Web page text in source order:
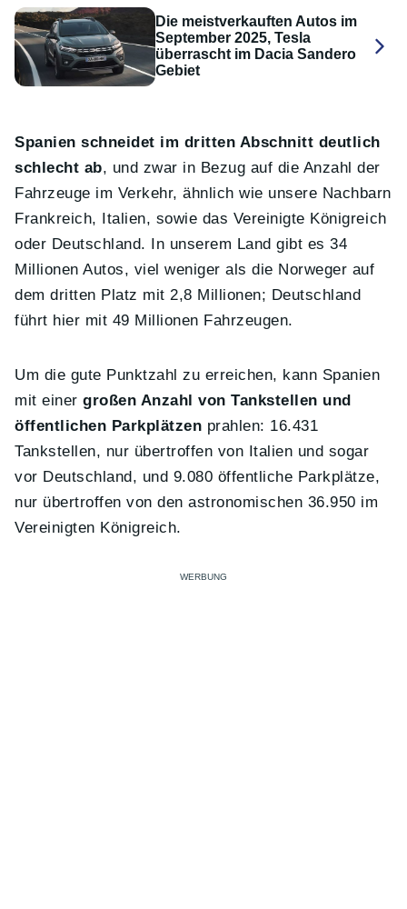
Die meistverkauften Autos im
September 2025, Tesla
überrascht im Dacia Sandero
Gebiet
Spanien schneidet im dritten Abschnitt deutlich
schlecht ab, und zwar in Bezug auf die Anzahl der
Fahrzeuge im Verkehr, ähnlich wie unsere Nachbarn
Frankreich, Italien, sowie das Vereinigte Königreich
oder Deutschland. In unserem Land gibt es 34
Millionen Autos, viel weniger als die Norweger auf
dem dritten Platz mit 2,8 Millionen; Deutschland
führt hier mit 49 Millionen Fahrzeugen.
Um die gute Punktzahl zu erreichen, kann Spanien
mit einergroßen Anzahl von Tankstellen und
öffentlichen Parkplätzen prahlen: 16.431
Tankstellen, nur übertroffen von Italien und sogar
vor Deutschland, und 9.080 öffentliche Parkplätze,
nur übertroffen von den astronomischen 36.950 im
Vereinigten Königreich.